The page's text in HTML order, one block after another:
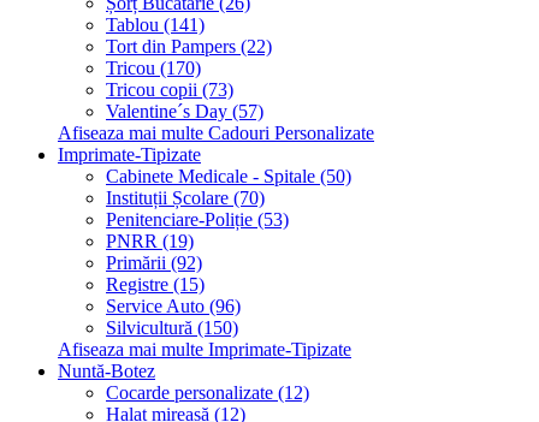
Tablou (141)
Tort din Pampers (22)
Tricou (170)
Tricou copii (73)
Valentine´s Day (57)
Afiseaza mai multe Cadouri Personalizate
Imprimate-Tipizate
Cabinete Medicale - Spitale (50)
Instituții Școlare (70)
Penitenciare-Poliție (53)
PNRR (19)
Primării (92)
Registre (15)
Service Auto (96)
Silvicultură (150)
Afiseaza mai multe Imprimate-Tipizate
Nuntă-Botez
Cocarde personalizate (12)
Halat mireasă (12)